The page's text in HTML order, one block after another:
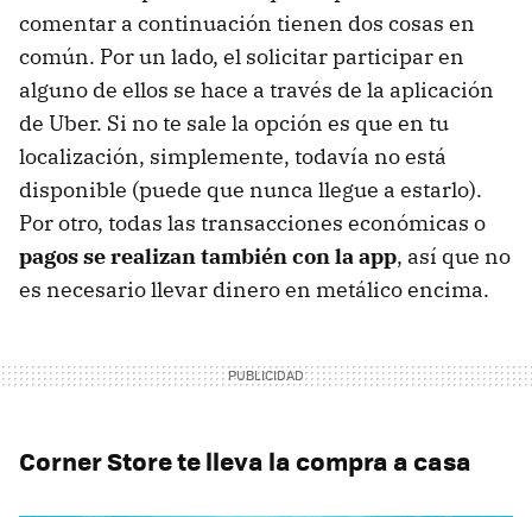
comentar a continuación tienen dos cosas en
común. Por un lado, el solicitar participar en
alguno de ellos se hace a través de la aplicación
de Uber. Si no te sale la opción es que en tu
localización, simplemente, todavía no está
disponible (puede que nunca llegue a estarlo).
Por otro, todas las transacciones económicas o
pagos se realizan también con la app, así que no
es necesario llevar dinero en metálico encima.
Corner Store te lleva la compra a casa